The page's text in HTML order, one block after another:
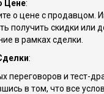
Цене:
о цене с продавцом.
получить скидки или
в рамках сделки.
:
переговоров и тест-
в том, что все